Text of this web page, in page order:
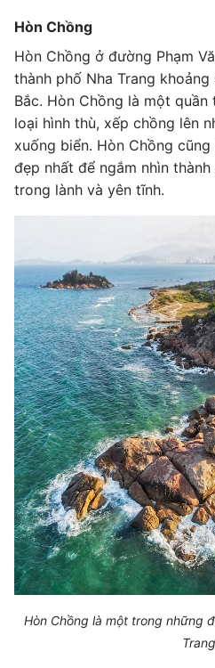
Hòn Chồng
Hòn Chồng ở đường Phạm
thành phố Nha Trang
Bắc. Hòn Chồng là một
loại hình thù, xếp chồng lên
xuống biển. Hòn Chồng
đẹp nhất để ngắm nhìn
trong lành và yên tĩnh.
Hòn Chồng là một trong những
Trang